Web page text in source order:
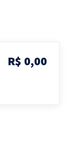
R$ 0,00